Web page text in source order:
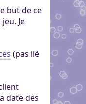
but de ce
Je
(pas lié
date des